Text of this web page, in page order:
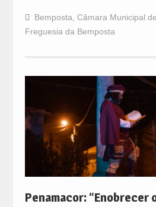
Bemposta Câmara Municipal
Freguesia da Bemposta
Penamacor: “Enobrecer